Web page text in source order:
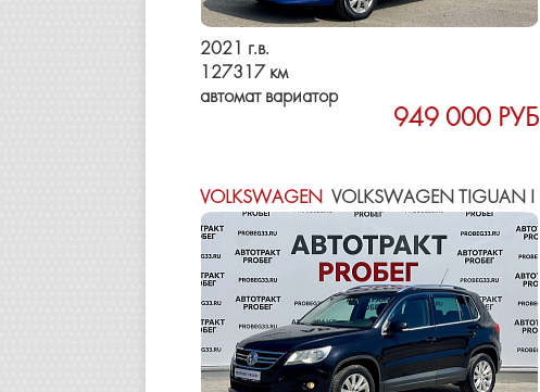
2021 г.в.
127317 км
автомат вариатор
949 000 РУБ
VOLKSWAGEN VOLKSWAGEN TIGUAN I